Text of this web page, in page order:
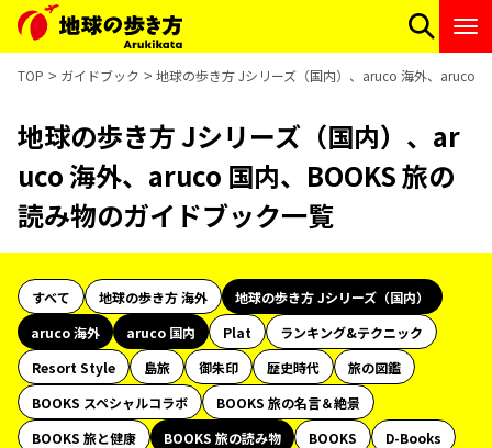
TOP ガイドブック 地球の歩き方 Jシリーズ（国内）、aruco 海外、aruco
地球の歩き方 Jシリーズ（国内）、ar
uco 海外、aruco 国内、BOOKS 旅の
読み物のガイドブック一覧
すべて 地球の歩き方 海外
地球の歩き方 Jシリーズ（国内）
aruco 海外
aruco 国内 Plat
ランキング&テクニック
Resort Style
島旅 御朱印 歴史時代
旅の図鑑
BOOKS スペシャルコラボ
BOOKS 旅の名言＆絶景
BOOKS 旅と健康
BOOKS 旅の読み物 BOOKS
D-Books